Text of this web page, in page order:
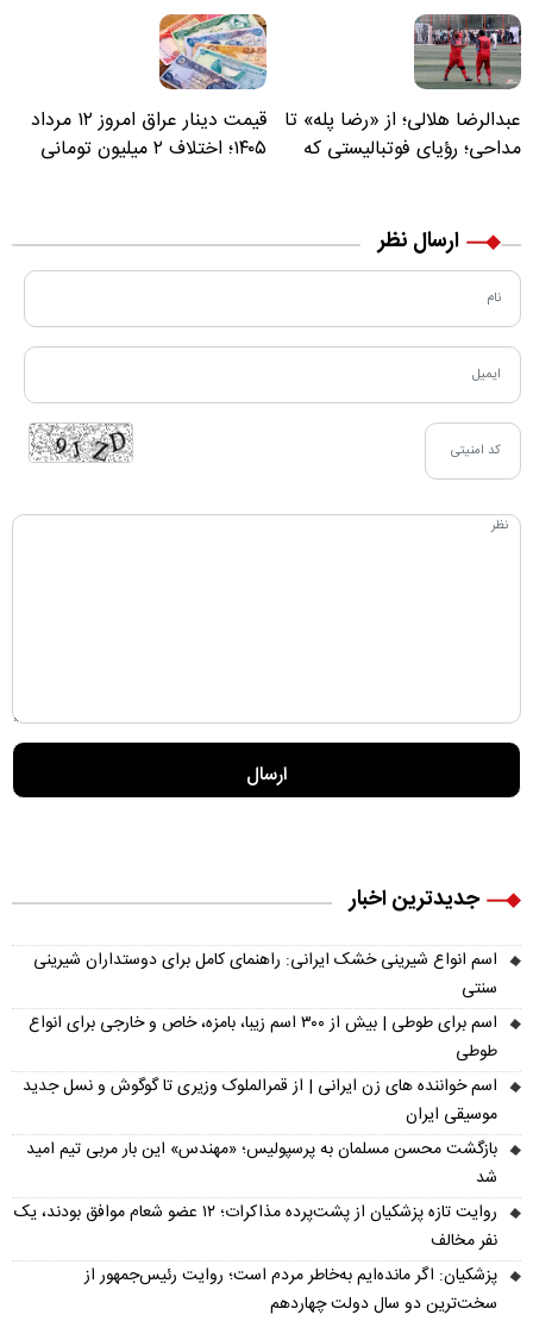
عبدالرضا هلالی؛ از «رضا پله» تا
مداحی؛ رؤیای فوتبالیستی که
قیمت دینار عراق امروز ۱۲ مرداد
۱۴۰۵؛ اختلاف ۲ میلیون تومانی
ارسال نظر
جدیدترین اخبار
اسم انواع شیرینی خشک ایرانی: راهنمای کامل برای دوستداران شیرینی
سنتی
اسم برای طوطی | بیش از ۳۰۰ اسم زیبا، بامزه، خاص و خارجی برای انواع
طوطی
اسم خواننده های زن ایرانی | از قمرالملوک وزیری تا گوگوش و نسل جدید
موسیقی ایران
بازگشت محسن مسلمان به پرسپولیس؛ «مهندس» این بار مربی تیم امید
شد
روایت تازه پزشکیان از پشت‌پرده مذاکرات؛ ۱۲ عضو شعام موافق بودند، یک
نفر مخالف
پزشکیان: اگر مانده‌ایم به‌خاطر مردم است؛ روایت رئیس‌جمهور از
سخت‌ترین دو سال دولت چهاردهم